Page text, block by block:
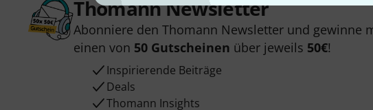
Thomann Newsletter
Abonniere den Thomann Newsletter und gewinne
einen von 50 Gutscheinen über jeweils 50€!
Inspirierende Beiträge
Deals
Thomann Insights